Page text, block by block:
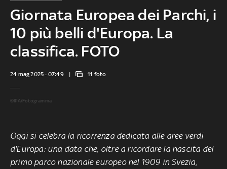
Giornata Europea dei Parchi, i
10 più belli d'Europa. La
classifica. FOTO
24 mag 2025 - 07:49 11 foto
©IPA/Fotogramma
Oggi si celebra la ricorrenza dedicata alle aree verdi
d'Europa: una data che, oltre a ricordare la nascita del
primo parco nazionale europeo nel 1909 in Svezia,